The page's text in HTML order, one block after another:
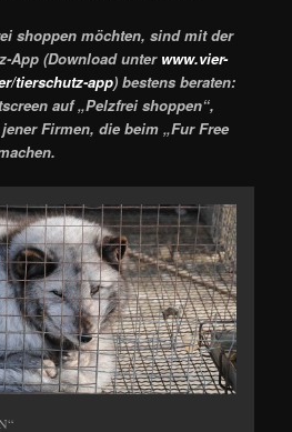
shoppen möchten, sind mit der
App (Download unter www.vier-
tierschutz-app) bestens beraten:
auf „Pelzfrei shoppen“,
Firmen, die beim „Fur Free